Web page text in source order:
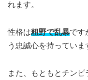
れます。
性格は粗野で乱暴です
う忠誠心を持っていま
また、もともとチン